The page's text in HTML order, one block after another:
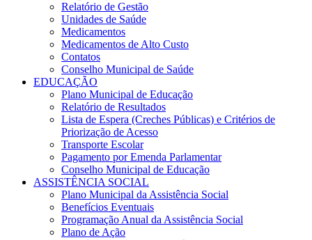
Relatório de Gestão
Unidades de Saúde
Medicamentos
Medicamentos de Alto Custo
Contatos
Conselho Municipal de Saúde
EDUCAÇÃO
Plano Municipal de Educação
Relatório de Resultados
Lista de Espera (Creches Públicas) e Critérios de
Priorização de Acesso
Transporte Escolar
Pagamento por Emenda Parlamentar
Conselho Municipal de Educação
ASSISTÊNCIA SOCIAL
Plano Municipal da Assistência Social
Benefícios Eventuais
Programação Anual da Assistência Social
Plano de Ação